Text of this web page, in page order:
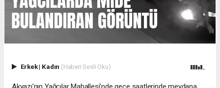
Erkek| Kadın (Haberi Sesli Oku)